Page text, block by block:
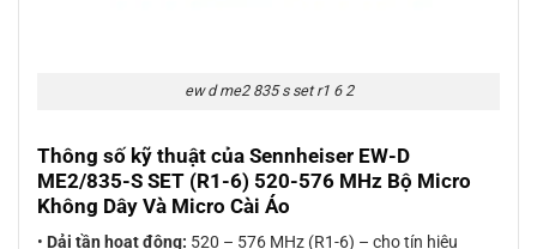
ew d me2 835 s set r1 6 2
Thông số kỹ thuật của Sennheiser EW-D
ME2/835-S SET (R1-6) 520-576 MHz Bộ Micro
Không Dây Và Micro Cài Áo
• Dải tần hoạt động: 520 – 576 MHz (R1-6) – cho tín hiệu